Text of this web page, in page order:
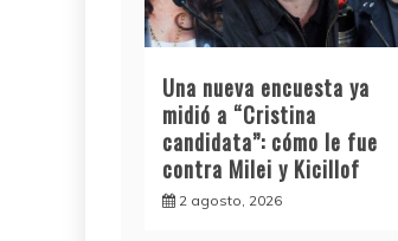
Una nueva encuesta ya
midió a “Cristina
candidata”: cómo le fue
contra Milei y Kicillof
2 agosto, 2026